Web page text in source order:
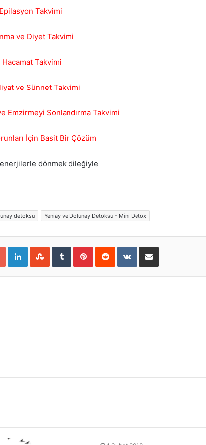
Epilasyon Takvimi
ve Diyet Takvimi
Hacamat Takvimi
ve Sünnet Takvimi
Emzirmeyi Sonlandırma Takvimi
İçin Basit Bir Çözüm
dönmek dileğiyle
detoksu Yeniay ve Dolunay Detoksu - Mini Detox
Google+LinkedInStumbleUpon
TumblrPinterestReddit VKontakteE-Posta ile paylaş